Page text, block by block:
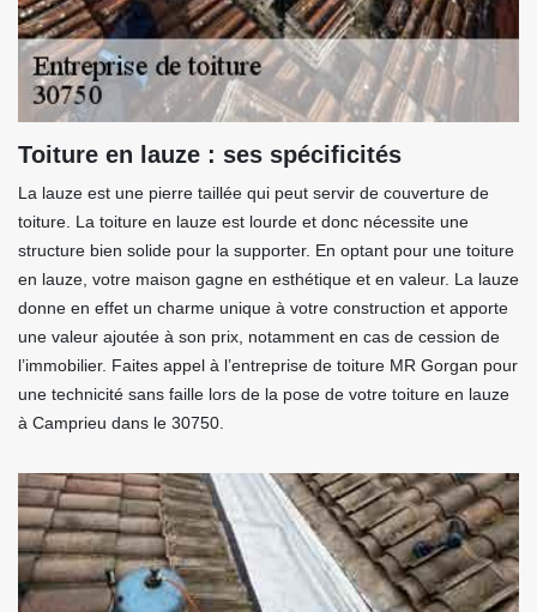
Toiture en lauze : ses spécificités
La lauze est une pierre taillée qui peut servir de couverture de
toiture. La toiture en lauze est lourde et donc nécessite une
structure bien solide pour la supporter. En optant pour une toiture
en lauze, votre maison gagne en esthétique et en valeur. La lauze
donne en effet un charme unique à votre construction et apporte
une valeur ajoutée à son prix, notamment en cas de cession de
l’immobilier. Faites appel à l’entreprise de toiture MR Gorgan pour
une technicité sans faille lors de la pose de votre toiture en lauze
à Camprieu dans le 30750.